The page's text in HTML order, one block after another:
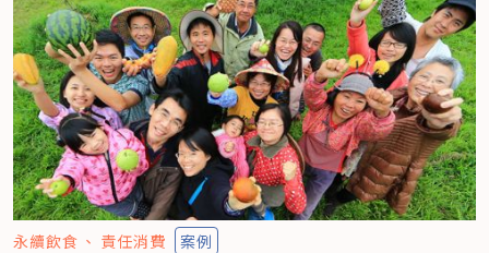
永續飲食 責任消費 案例